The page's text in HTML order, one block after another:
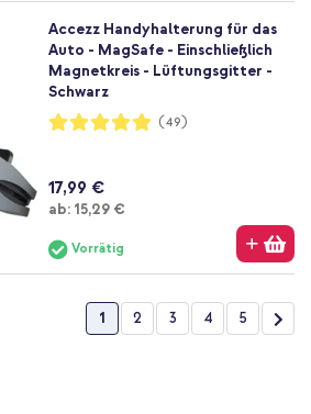
Accezz Handyhalterung für das
Auto - MagSafe - Einschließlich
Magnetkreis - Lüftungsgitter -
Schwarz
Bewertung:
98%
(49)
17,99 €
ab: Ab
15,29 €
Vorrätig
SeiteSie lesen gerade die Seite
1 Seite
2 Seite
3 Seite
4 Seite
5